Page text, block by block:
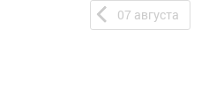
07 августа